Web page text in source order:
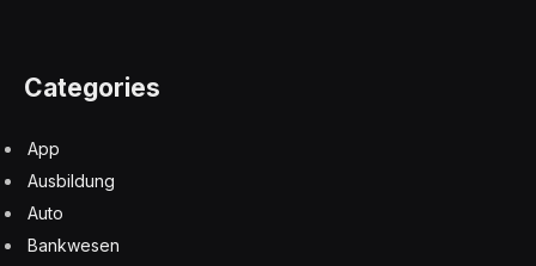
Categories
App
Ausbildung
Auto
Bankwesen